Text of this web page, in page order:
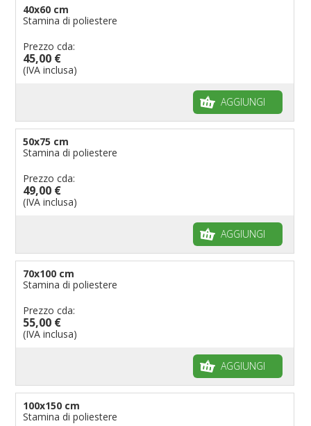
40x60 cm
Stamina di poliestere
Prezzo cda:
45,00 €
(IVA inclusa)
AGGIUNGI
50x75 cm
Stamina di poliestere
Prezzo cda:
49,00 €
(IVA inclusa)
AGGIUNGI
70x100 cm
Stamina di poliestere
Prezzo cda:
55,00 €
(IVA inclusa)
AGGIUNGI
100x150 cm
Stamina di poliestere